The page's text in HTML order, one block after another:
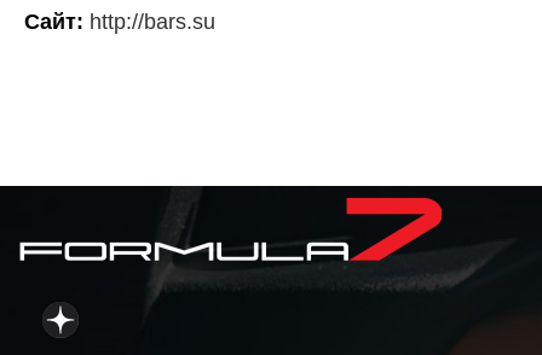
Сайт: http://bars.su